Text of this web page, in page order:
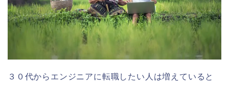
３０代からエンジニアに転職したい人は増えていると